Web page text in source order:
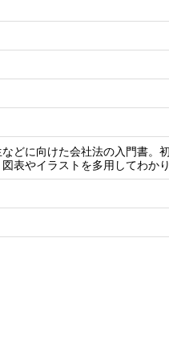
どに向けた会社法の入門書。
表やイラストを多用してわか